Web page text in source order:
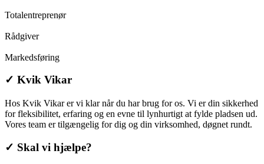
Totalentreprenør
Rådgiver
Markedsføring
✓ Kvik Vikar
Hos Kvik Vikar er vi klar når du har brug for os. Vi er din sikkerhed
for fleksibilitet, erfaring og en evne til lynhurtigt at fylde pladsen ud.
Vores team er tilgængelig for dig og din virksomhed, døgnet rundt.
✓ Skal vi hjælpe?